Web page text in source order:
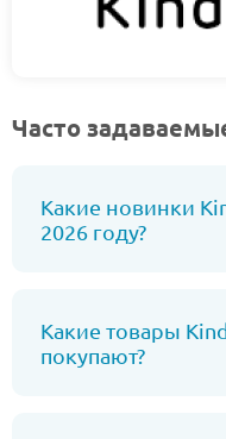
Часто
Какие новинки
2026 году?
Какие товары
покупают?